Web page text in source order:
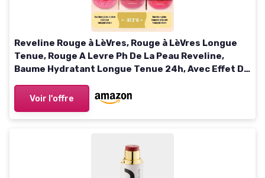
Reveline Rouge à LèVres, Rouge à LèVres Longue
Tenue, Rouge A Levre Ph De La Peau Reveline,
Baume Hydratant Longue Tenue 24h, Avec Effet De
LèVres (1PC)
Voir l'offre